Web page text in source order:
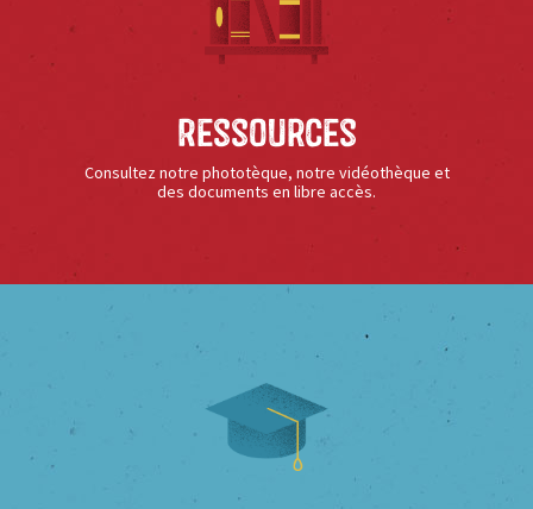
Ressources
Consultez notre phototèque, notre vidéothèque et
des documents en libre accès.